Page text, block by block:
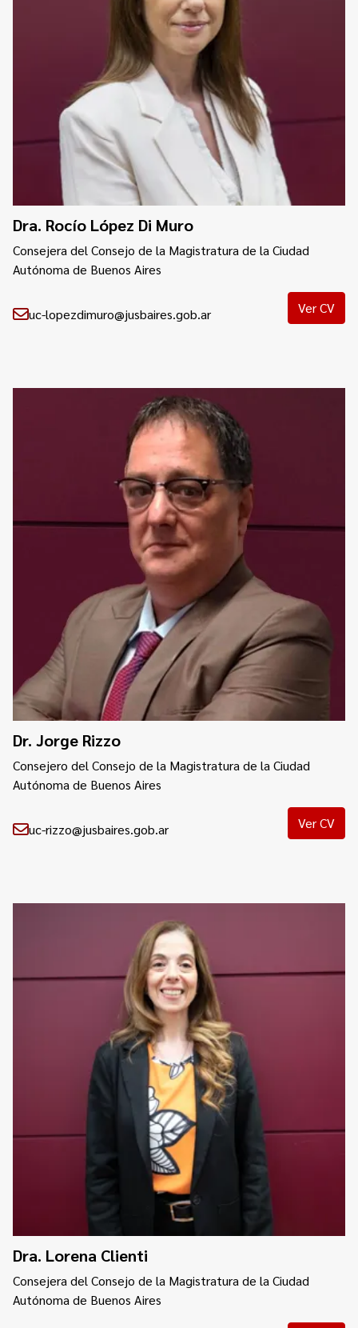
Dra. Rocío López Di Muro
Consejera del Consejo de la Magistratura de la Ciudad
Autónoma de Buenos Aires
uc-lopezdimuro@jusbaires.gob.ar Ver CV
Dr. Jorge Rizzo
Consejero del Consejo de la Magistratura de la Ciudad
Autónoma de Buenos Aires
uc-rizzo@jusbaires.gob.ar Ver CV
Dra. Lorena Clienti
Consejera del Consejo de la Magistratura de la Ciudad
Autónoma de Buenos Aires